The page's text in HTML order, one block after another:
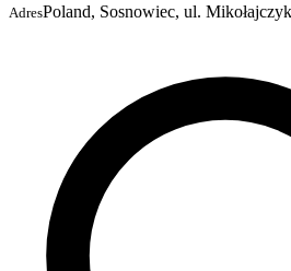
AdresPoland, Sosnowiec, ul.